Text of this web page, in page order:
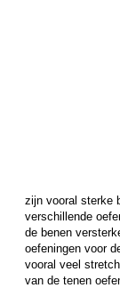
zijn vooral sterke
verschillende
de benen
oefeningen voor
vooral veel
van de tenen